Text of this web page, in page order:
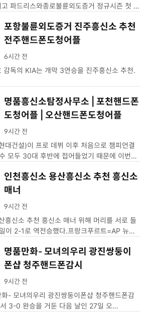
파드리스와종로불륜외도증거 정규시즌 첫 송
포항불륜외도증거 진주흥신소 추천
전주핸드폰도청어플
감독의 KIA는 개막 3연승을 진주흥신소 추천.
6시간 전
명품흥신소탐정사무소 | 포천핸드폰
도청어플 | 오산핸드폰도청어플
대건설)이 프로 데뷔 이후 처음으로 챔피언결
모두 30대 후반에 접어들었기 때문에 이번이
어플
9시간 전
인천흥신소 용산흥신소 추천 흥신소
매너
흥신소 추천 흥신소 매너 위해 머리를 서로 들
이 2-1로 역전승했다.프랑크푸르트=AP 뉴시
9시간 전
명품만화- 모녀의우리 광진쌍둥이
폰샵 청주핸드폰감시
- 모녀의우리 광진쌍둥이폰샵 청주핸드폰감
3-0 완승을 거둔 다음 날인 27일 오…
9시간 전